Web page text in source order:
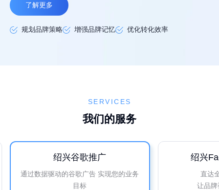
了解更多
规划品牌策略 增强品牌记忆 优化转化效率
SERVICES
我们的服务
绍兴谷歌推广
通过数据驱动的谷歌广告 实现您的业务
目标
绍兴
直达
让品